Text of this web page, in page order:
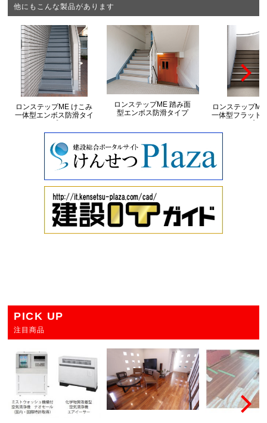
他にもこんな製品があります
ロンステップME けこみ
一体型エンボス防滑タイ
ロンステップME 踏み面
型エンボス防滑タイプ
ロンステップ
一体型フラット
PICK UP
注目商品